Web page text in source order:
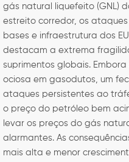
gás natural liquefeito (GNL)
estreito corredor, os
bases e infraestrutura dos
destacam a extrema
suprimentos globais.
ociosa em gasodutos, um
ataques persistentes ao
o preço do petróleo bem
levar os preços do gás
alarmantes. As
mais alta e menor